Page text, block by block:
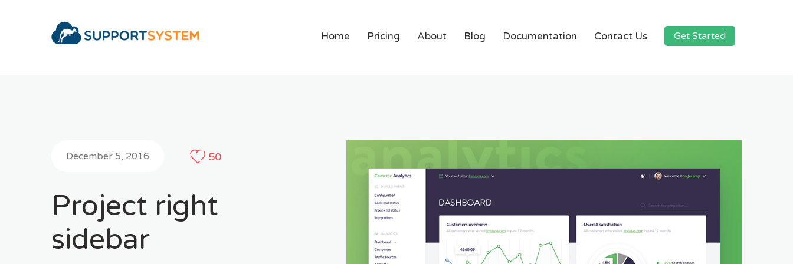
Home Pricing About Blog Documentation Contact Us Get Started
December 5, 2016 50
Project right
sidebar